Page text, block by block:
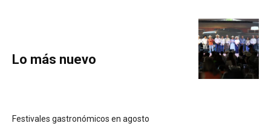
Lo más nuevo
Festivales gastronómicos en agosto